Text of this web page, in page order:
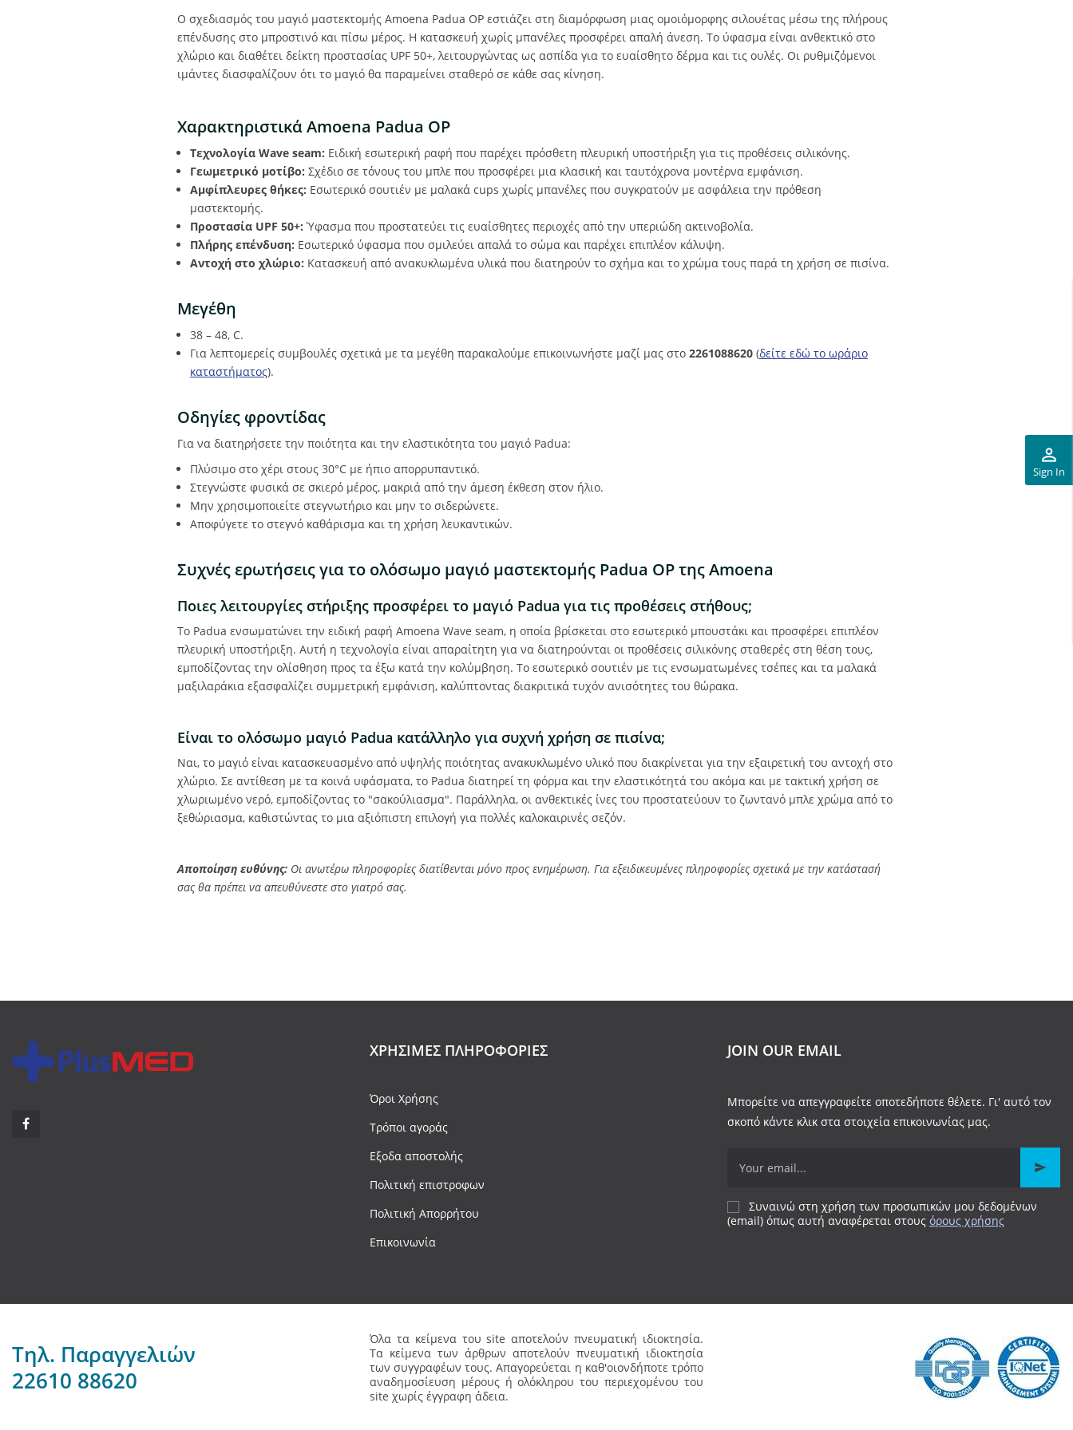
perm_identity
Sign In
Ο σχεδιασμός του μαγιό μαστεκτομής Amoena Padua OP εστιάζει στη διαμόρφωση μιας ομοιόμορφης σιλουέτας μέσω της πλήρους
επένδυσης στο μπροστινό και πίσω μέρος. Η κατασκευή χωρίς μπανέλες προσφέρει απαλή άνεση. Το ύφασμα είναι ανθεκτικό στο
χλώριο και διαθέτει δείκτη προστασίας UPF 50+, λειτουργώντας ως ασπίδα για το ευαίσθητο δέρμα και τις ουλές. Οι ρυθμιζόμενοι
ιμάντες διασφαλίζουν ότι το μαγιό θα παραμείνει σταθερό σε κάθε σας κίνηση.
Χαρακτηριστικά Amoena Padua OP
Τεχνολογία Wave seam: Ειδική εσωτερική ραφή που παρέχει πρόσθετη πλευρική υποστήριξη για τις προθέσεις σιλικόνης.
Γεωμετρικό μοτίβο: Σχέδιο σε τόνους του μπλε που προσφέρει μια κλασική και ταυτόχρονα μοντέρνα εμφάνιση.
Αμφίπλευρες θήκες: Εσωτερικό σουτιέν με μαλακά cups χωρίς μπανέλες που συγκρατούν με ασφάλεια την πρόθεση
μαστεκτομής.
Προστασία UPF 50+: Ύφασμα που προστατεύει τις ευαίσθητες περιοχές από την υπεριώδη ακτινοβολία.
Πλήρης επένδυση: Εσωτερικό ύφασμα που σμιλεύει απαλά το σώμα και παρέχει επιπλέον κάλυψη.
Αντοχή στο χλώριο: Κατασκευή από ανακυκλωμένα υλικά που διατηρούν το σχήμα και το χρώμα τους παρά τη χρήση σε πισίνα.
Μεγέθη
38 – 48, C.
Για λεπτομερείς συμβουλές σχετικά με τα μεγέθη παρακαλούμε επικοινωνήστε μαζί μας στο 2261088620 (δείτε εδώ το ωράριο
καταστήματος).
Οδηγίες φροντίδας
Για να διατηρήσετε την ποιότητα και την ελαστικότητα του μαγιό Padua:
Πλύσιμο στο χέρι στους 30°C με ήπιο απορρυπαντικό.
Στεγνώστε φυσικά σε σκιερό μέρος, μακριά από την άμεση έκθεση στον ήλιο.
Μην χρησιμοποιείτε στεγνωτήριο και μην το σιδερώνετε.
Αποφύγετε το στεγνό καθάρισμα και τη χρήση λευκαντικών.
Συχνές ερωτήσεις για το ολόσωμο μαγιό μαστεκτομής Padua OP της Amoena
Ποιες λειτουργίες στήριξης προσφέρει το μαγιό Padua για τις προθέσεις στήθους;
Το Padua ενσωματώνει την ειδική ραφή Amoena Wave seam, η οποία βρίσκεται στο εσωτερικό μπουστάκι και προσφέρει επιπλέον
πλευρική υποστήριξη. Αυτή η τεχνολογία είναι απαραίτητη για να διατηρούνται οι προθέσεις σιλικόνης σταθερές στη θέση τους,
εμποδίζοντας την ολίσθηση προς τα έξω κατά την κολύμβηση. Το εσωτερικό σουτιέν με τις ενσωματωμένες τσέπες και τα μαλακά
μαξιλαράκια εξασφαλίζει συμμετρική εμφάνιση, καλύπτοντας διακριτικά τυχόν ανισότητες του θώρακα.
Είναι το ολόσωμο μαγιό Padua κατάλληλο για συχνή χρήση σε πισίνα;
Ναι, το μαγιό είναι κατασκευασμένο από υψηλής ποιότητας ανακυκλωμένο υλικό που διακρίνεται για την εξαιρετική του αντοχή στο
χλώριο. Σε αντίθεση με τα κοινά υφάσματα, το Padua διατηρεί τη φόρμα και την ελαστικότητά του ακόμα και με τακτική χρήση σε
χλωριωμένο νερό, εμποδίζοντας το "σακούλιασμα". Παράλληλα, οι ανθεκτικές ίνες του προστατεύουν το ζωντανό μπλε χρώμα από το
ξεθώριασμα, καθιστώντας το μια αξιόπιστη επιλογή για πολλές καλοκαιρινές σεζόν.
Αποποίηση ευθύνης: Οι ανωτέρω πληροφορίες διατίθενται μόνο προς ενημέρωση. Για εξειδικευμένες πληροφορίες σχετικά με την κατάστασή
σας θα πρέπει να απευθύνεστε στο γιατρό σας.
ΧΡΉΣΙΜΕΣ ΠΛΗΡΟΦΟΡΊΕΣ
Όροι Χρήσης
Τρόποι αγοράς
Εξοδα αποστολής
Πολιτική επιστροφων
Πολιτική Απορρήτου
Επικοινωνία
JOIN OUR EMAIL
Μπορείτε να απεγγραφείτε οποτεδήποτε θέλετε. Γι' αυτό τον
σκοπό κάντε κλικ στα στοιχεία επικοινωνίας μας.
Συναινώ στη χρήση των προσωπικών μου δεδομένων
(email) όπως αυτή αναφέρεται στους όρους χρήσης
Τηλ. Παραγγελιών
22610 88620
Όλα τα κείμενα του site αποτελούν πνευματική ιδιοκτησία.
Τα κείμενα των άρθρων αποτελούν πνευματική ιδιοκτησία
των συγγραφέων τους. Απαγορεύεται η καθ'οιονδήποτε τρόπο
αναδημοσίευση μέρους ή ολόκληρου του περιεχομένου του
site χωρίς έγγραφη άδεια.